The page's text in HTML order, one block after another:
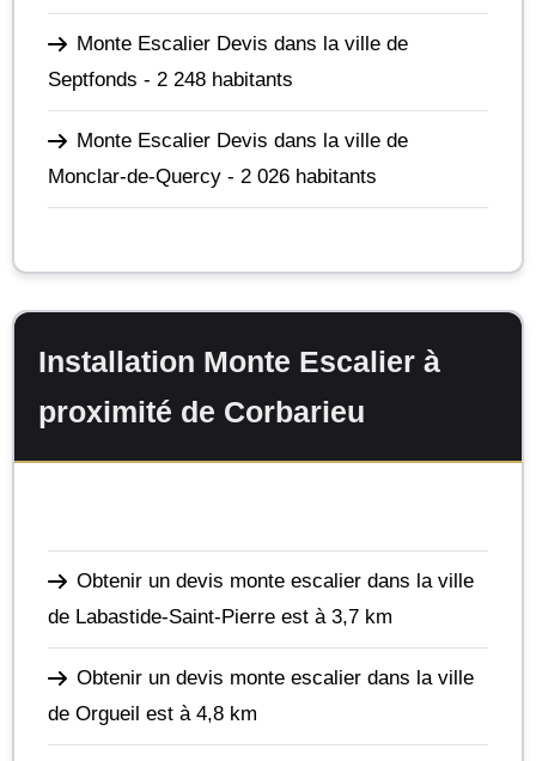
Monte Escalier Devis dans la ville de
Septfonds - 2 248 habitants
Monte Escalier Devis dans la ville de
Monclar-de-Quercy - 2 026 habitants
Installation Monte Escalier à
proximité de Corbarieu
Obtenir un devis monte escalier dans la ville
de Labastide-Saint-Pierre est à 3,7 km
Obtenir un devis monte escalier dans la ville
de Orgueil est à 4,8 km